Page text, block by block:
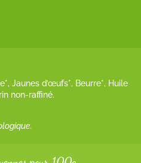
Jaunes d’œufs*, Beurre*, Huile
non-raffiné.